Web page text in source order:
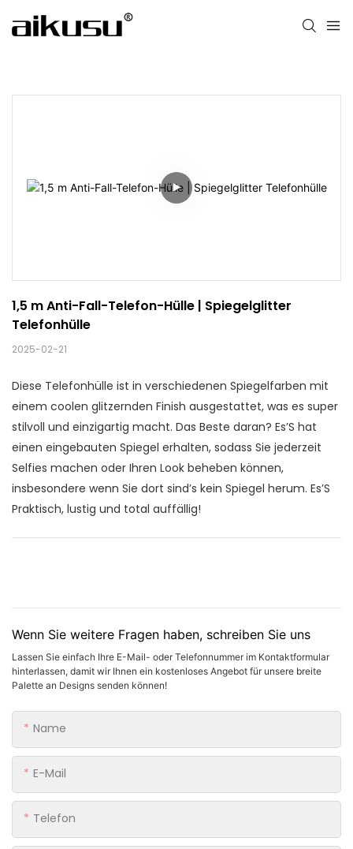
1,5 m Anti-Fall-Telefon-Hülle | Spiegelglitter
Telefonhülle
2025-02-21
Diese Telefonhülle ist in verschiedenen Spiegelfarben mit
einem coolen glitzernden Finish ausgestattet, was es super
stilvoll und einzigartig macht. Das Beste daran? Es’S hat
einen eingebauten Spiegel erhalten, sodass Sie jederzeit
Selfies machen oder Ihren Look beheben können,
insbesondere wenn Sie dort sind’s kein Spiegel herum. Es’S
Praktisch, lustig und total auffällig!
Wenn Sie weitere Fragen haben, schreiben Sie uns
Lassen Sie einfach Ihre E-Mail- oder Telefonnummer im Kontaktformular
hinterlassen, damit wir Ihnen ein kostenloses Angebot für unsere breite
Palette an Designs senden können!
Name
E-Mail
Telefon